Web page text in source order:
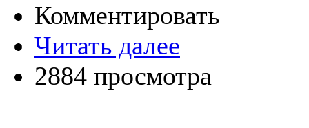
Комментировать
Читать далее
2884 просмотра